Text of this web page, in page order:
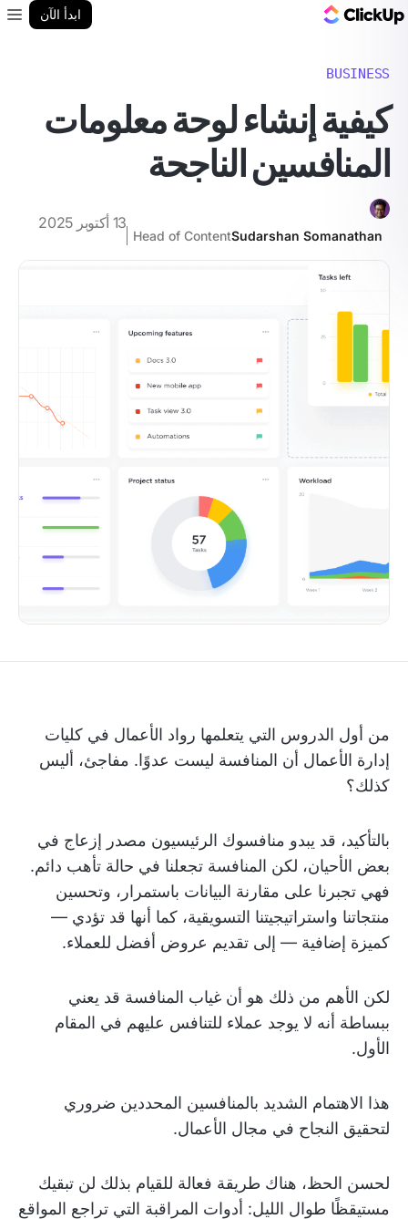
ابدأ الآن
BUSINESS
كيفية إنشاء لوحة معلومات
المنافسين الناجحة
Sudarshan Somanathan
Head of Content
13 أكتوبر 2025
من أول الدروس التي يتعلمها رواد الأعمال في كليات
إدارة الأعمال أن المنافسة ليست عدوًا. مفاجئ، أليس
كذلك؟
بالتأكيد، قد يبدو منافسوك الرئيسيون مصدر إزعاج في
بعض الأحيان، لكن المنافسة تجعلنا في حالة تأهب دائم.
فهي تجبرنا على مقارنة البيانات باستمرار، وتحسين
منتجاتنا واستراتيجيتنا التسويقية، كما أنها قد تؤدي —
كميزة إضافية — إلى تقديم عروض أفضل للعملاء.
لكن الأهم من ذلك هو أن غياب المنافسة قد يعني
ببساطة أنه لا يوجد عملاء للتنافس عليهم في المقام
الأول.
هذا الاهتمام الشديد بالمنافسين المحددين ضروري
لتحقيق النجاح في مجال الأعمال.
لحسن الحظ، هناك طريقة فعالة للقيام بذلك لن تبقيك
مستيقظًا طوال الليل: أدوات المراقبة التي تراجع المواقع